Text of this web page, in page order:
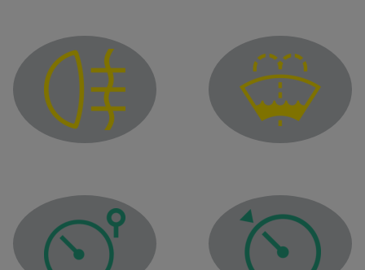
Upozoravajuće svetlo za zadnja svetlo za magluLampica upozorenja o